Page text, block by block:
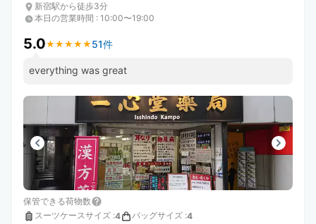
新宿駅から徒歩3分
本日の営業時間 : 10:00〜19:00
5.0★ ★ ★ ★ ★
★ ★ ★ ★ ★ 51件
everything was great
保管できる荷物数
スーツケースサイズ :4 バッグサイズ :4